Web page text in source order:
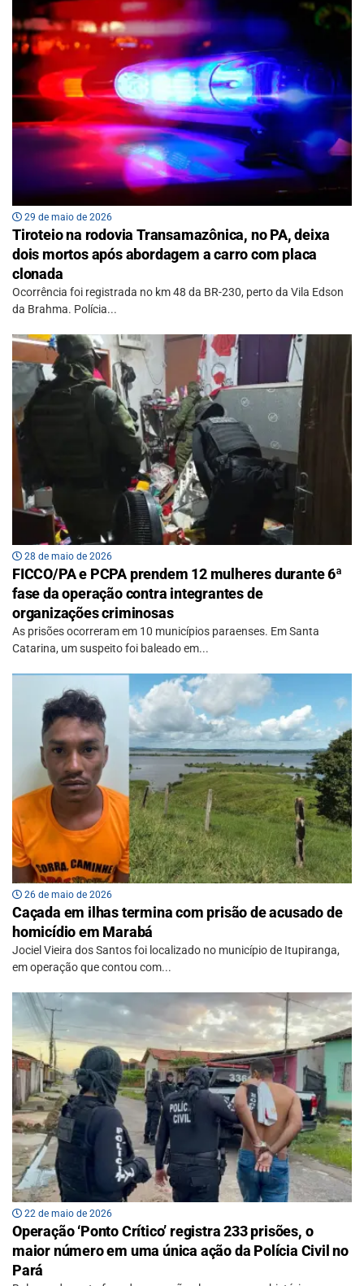
29 de maio de 2026
Tiroteio na rodovia Transamazônica, no PA, deixa
dois mortos após abordagem a carro com placa
clonada
Ocorrência foi registrada no km 48 da BR-230, perto da Vila Edson
da Brahma. Polícia...
28 de maio de 2026
FICCO/PA e PCPA prendem 12 mulheres durante 6ª
fase da operação contra integrantes de
organizações criminosas
As prisões ocorreram em 10 municípios paraenses. Em Santa
Catarina, um suspeito foi baleado em...
26 de maio de 2026
Caçada em ilhas termina com prisão de acusado de
homicídio em Marabá
Jociel Vieira dos Santos foi localizado no município de Itupiranga,
em operação que contou com...
22 de maio de 2026
Operação ‘Ponto Crítico’ registra 233 prisões, o
maior número em uma única ação da Polícia Civil no
Pará